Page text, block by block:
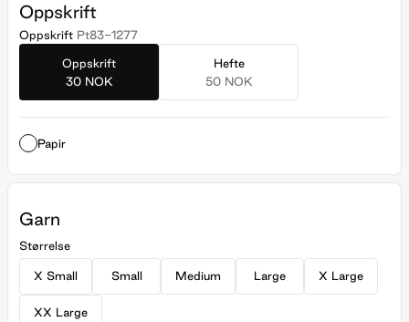
Oppskrift
Oppskrift Pt83-1277
Oppskrift
30 NOK
Hefte
50 NOK
Papir
Garn
Størrelse
X Small Small Medium Large X Large
XX Large